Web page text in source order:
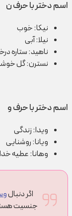
اسم دختر با حرف ن
نیکا: خوب
نیلا: آبی
ناهید: ستاره
نسترن: گل
اسم دختر با حرف و
ویدا: زندگی
ویانا: روشنایی
وهانا: عطیه خدا
اگر دنبال
جنسیت